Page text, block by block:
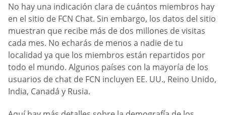
No hay una indicación clara de cuántos miembros hay
en el sitio de FCN Chat. Sin embargo, los datos del sitio
muestran que recibe más de dos millones de visitas
cada mes. No echarás de menos a nadie de tu
localidad ya que los miembros están repartidos por
todo el mundo. Algunos países con la mayoría de los
usuarios de chat de FCN incluyen EE. UU., Reino Unido,
India, Canadá y Rusia.